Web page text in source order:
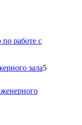
работе с
зала5